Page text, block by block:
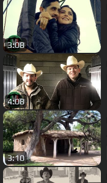
3:08
4:08
3:10